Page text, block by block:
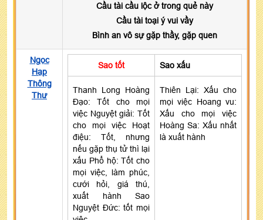
Cầu tài cầu lộc ở trong quẻ này
Cầu tài toại ý vui vầy
Bình an vô sự gặp thầy, gặp quen
Ngọc
Hạp
Thông
Thư
Sao tốt Sao xấu
Thanh Long Hoàng
Đạo: Tốt cho mọi
việc Nguyệt giải: Tốt
cho mọi việc Hoạt
điệu: Tốt, nhưng
nếu gặp thụ tử thì lại
xấu Phổ hộ: Tốt cho
mọi việc, làm phúc,
cưới hỏi, giá thú,
xuất hành Sao
Nguyệt Đức: tốt mọi
Thiên Lại: Xấu cho
mọi việc Hoang vu:
Xấu cho mọi việc
Hoàng Sa: Xấu nhất
là xuất hành